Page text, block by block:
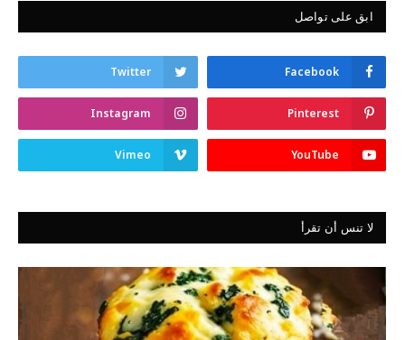
ابق على تواصل
Facebook
Twitter
Pinterest
Instagram
YouTube
Vimeo
لا تنس أن تقرأ